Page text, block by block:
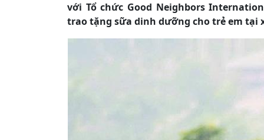
với Tổ chức Good Neighbors
trao tặng sữa dinh dưỡng cho trẻ em tại